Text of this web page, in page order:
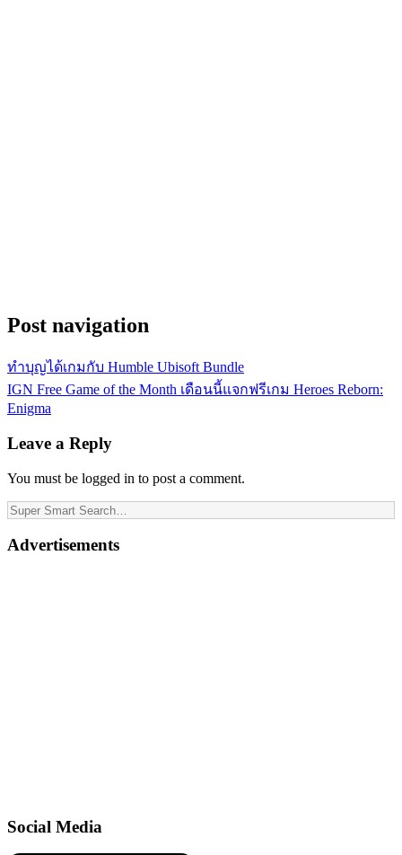
Post navigation
ทำบุญได้เกมกับ Humble Ubisoft Bundle
IGN Free Game of the Month เดือนนี้แจกฟรีเกม Heroes Reborn:
Enigma
Leave a Reply
You must be logged in to post a comment.
Advertisements
Social Media